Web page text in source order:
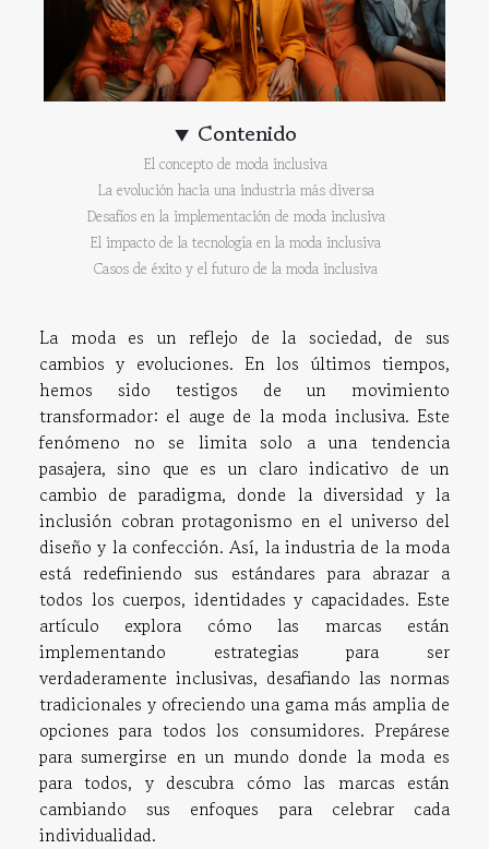
Contenido
El concepto de moda inclusiva
La evolución hacia una industria más diversa
Desafíos en la implementación de moda inclusiva
El impacto de la tecnología en la moda inclusiva
Casos de éxito y el futuro de la moda inclusiva
La moda es un reflejo de la sociedad, de sus
cambios y evoluciones. En los últimos tiempos,
hemos sido testigos de un movimiento
transformador: el auge de la moda inclusiva. Este
fenómeno no se limita solo a una tendencia
pasajera, sino que es un claro indicativo de un
cambio de paradigma, donde la diversidad y la
inclusión cobran protagonismo en el universo del
diseño y la confección. Así, la industria de la moda
está redefiniendo sus estándares para abrazar a
todos los cuerpos, identidades y capacidades. Este
artículo explora cómo las marcas están
implementando estrategias para ser
verdaderamente inclusivas, desafiando las normas
tradicionales y ofreciendo una gama más amplia de
opciones para todos los consumidores. Prepárese
para sumergirse en un mundo donde la moda es
para todos, y descubra cómo las marcas están
cambiando sus enfoques para celebrar cada
individualidad.